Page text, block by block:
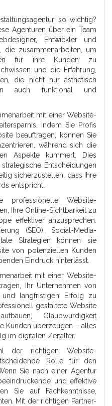
so wichtig?
Agenturen über ein Team
Entwickler und
die zusammenarbeiten, um
für ihre Kunden zu
und die Erfahrung,
die nicht nur ästhetisch
auch funktional und
mit einer Website-
Indem Sie Profis
beauftragen, können Sie
während sich die
Aspekte kümmert. Dies
Entscheidungen
sicherzustellen, dass Ihre
entspricht.
professionelle Website-
Ihre Online-Sichtbarkeit zu
effektiver anzusprechen.
(SEO), Social-Media-
Strategien können sie
von potenziellen Kunden
Eindruck hinterlässt.
mit einer Website-
Ihr Unternehmen von
langfristigen Erfolg zu
gestaltete Website
Glaubwürdigkeit
Kunden überzeugen – alles
im digitalen Zeitalter.
der richtigen Website-
Rolle für den
Sie nach einer Agentur
und effektive
Sie auf Fachkenntnisse,
Mit der richtigen Partner-